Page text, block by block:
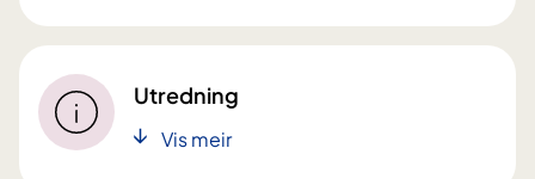
Utredning
Vis meir